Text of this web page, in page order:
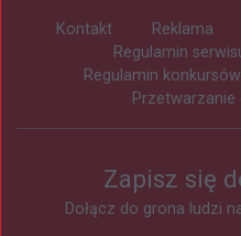
Kontakt Reklama
Regulamin
Regulamin konkursów
Zapisz się
Dołącz do grona ludzi